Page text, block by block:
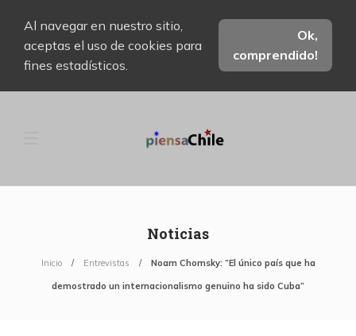
Al navegar en nuestro sitio,
aceptas el uso de cookies para
fines estadísticos.
Ok,
comprendido!
Noticias
Inicio Entrevistas Noam Chomsky: “El único país que ha
demostrado un internacionalismo genuino ha sido Cuba”